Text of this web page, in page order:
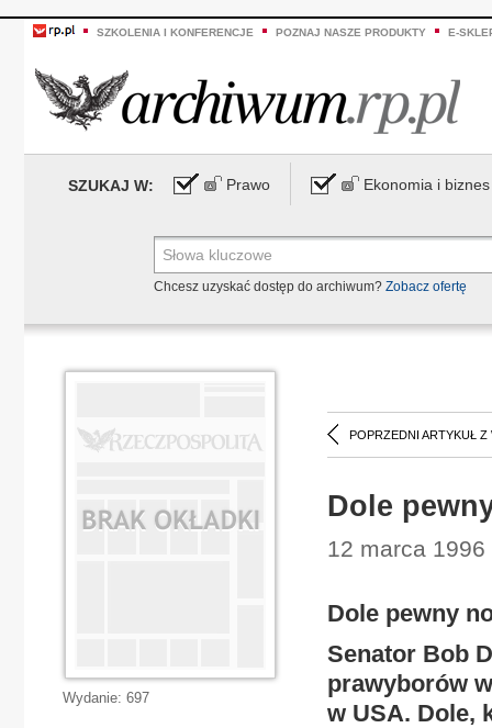
SZKOLENIA I KONFERENCJE POZNAJ NASZE PRODUKTY E-
SZUKAJ W: Prawo Ekonomia i biznes
Chcesz uzyskać dostęp do archiwum? Zobacz ofertę
POPRZEDNI ARTYKUŁ Z
Dole
12 marca 1996
Dole pewny
Senator Bob
prawyborów
w USA. Dole,
Wydanie: 697